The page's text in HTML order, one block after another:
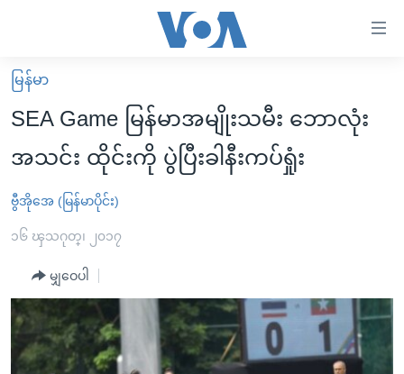
လွယ်ကူ
စေ
များ
ပင်မ
ကျော်
ကြည့်
မူလစာမျက်နှာ
မြန်မာ
ကမ္ဘာ့သတင်းများ
နိုင်ငံတကာ
အစ္စရေး-ပါလက်စတိုင်း
ဗွီဒီယို
သတင်းလွတ်လပ်ခွင့်
အင်္ဂလိပ်စာလေ့လာမယ်
အမေရိကန်သုံးအီဒီယံ
မကြေးမုံရဲ့ အင်္ဂလိပ်စာ
အပတ်စဉ်ကဏ္ဍများ
ရေဒီယို
ရေဒီယိုနှင့်ရုပ်သံ အချက်အလက်များ
မြန်မာ
SEA Game မြန်မာအမျိုးသမီး ဘောလုံး
အသင်း ထိုင်းကို ပွဲပြီးခါနီးကပ်ရှုံး
ဗွီအိုအေ (မြန်မာပိုင်း)
၁၆ ၾသဂုတ္၊ ၂၀၁၇
မျှဝေပါ